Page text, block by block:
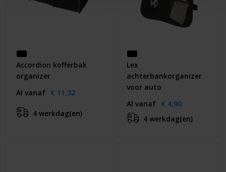
Accordion kofferbak
organizer
Al vanaf € 11,32
4 werkdag(en)
Lex
achterbankorganizer
voor auto
Al vanaf € 4,90
4 werkdag(en)